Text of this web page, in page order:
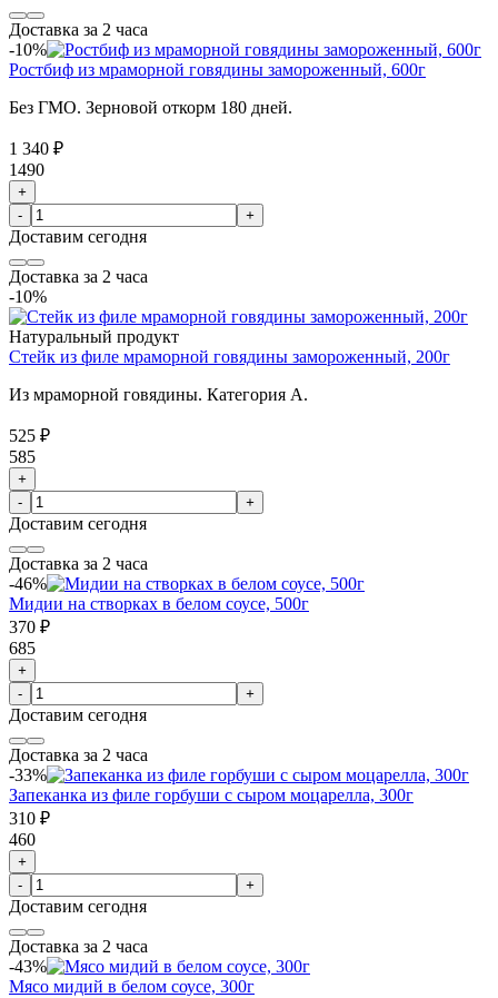
Доставка за 2 часа
-10%
Ростбиф из мраморной говядины замороженный, 600г
Без ГМО. Зерновой откорм 180 дней.
1 340 ₽
1490
+
-
+
Доставим сегодня
Доставка за 2 часа
-10%
Натуральный продукт
Стейк из филе мраморной говядины замороженный, 200г
Из мраморной говядины. Категория А.
525 ₽
585
+
-
+
Доставим сегодня
Доставка за 2 часа
-46%
Мидии на створках в белом соусе, 500г
370 ₽
685
+
-
+
Доставим сегодня
Доставка за 2 часа
-33%
Запеканка из филе горбуши с сыром моцарелла, 300г
310 ₽
460
+
-
+
Доставим сегодня
Доставка за 2 часа
-43%
Мясо мидий в белом соусе, 300г